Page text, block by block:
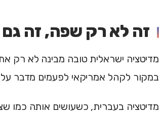
זה לא רק שפה, זה
מדיטציה ישראלית טובה מבינה לא רק
במקור לקהל אמריקאי לפעמים מדבר
מדיטציה בעברית, כשעושים אותה כמו